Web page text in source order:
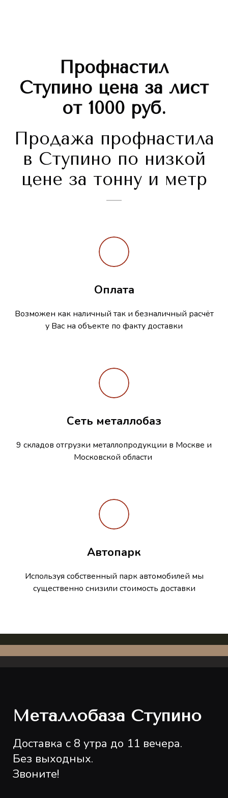
Профнастил
Ступино цена за лист
от 1000 руб.
Продажа профнастила
в Ступино по низкой
цене за тонну и метр
Оплата
Возможен как наличный так и безналичный расчёт
у Вас на объекте по факту доставки
Сеть металлобаз
9 складов отгрузки металлопродукции в Москве и
Московской области
Автопарк
Используя собственный парк автомобилей мы
существенно снизили стоимость доставки
Металлобаза Ступино
Доставка с 8 утра до 11 вечера.
Без выходных.
Звоните!